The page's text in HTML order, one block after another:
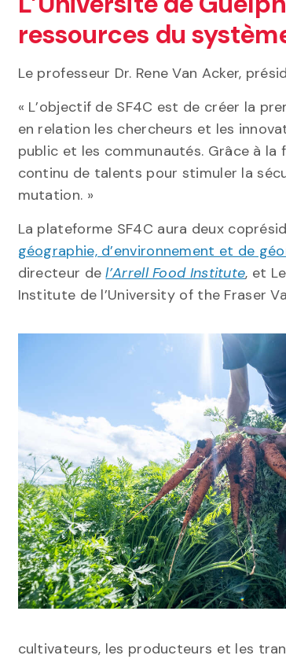
ressources du
Le professeur Dr. Rene Van Acker,
« L’objectif de SF4C est de créer la
en relation les chercheurs et les
public et les communautés. Grâce à la
continu de talents pour stimuler la
mutation. »
La plateforme SF4C aura deux
géographie, d’environnement et de
directeur del’Arrell Food Institute, et
Institute de l’University of the Fraser
cultivateurs, les producteurs et les